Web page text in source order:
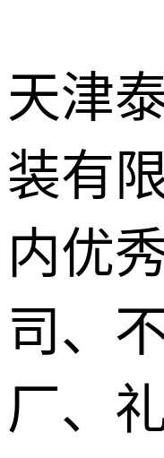
天津
装有
内优
司、
厂、
出版物期刊
杂志画册印
刷
不干胶商标
标签印刷
彩箱纸盒礼
品盒印刷
笔记本记事
本印刷
书法字画家
谱族谱印刷
档案盒档案